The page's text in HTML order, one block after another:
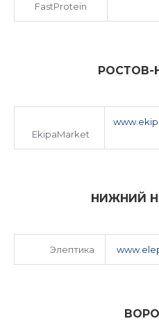
FastProtein
EkipaMarket
НИЖНИЙ
Элептика